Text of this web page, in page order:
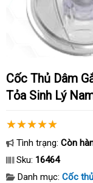
Cốc Thủ Dâm Gắn Tường Youcup DC45D Giải
Tỏa Sinh Lý
Tình trạng: Còn
Sku: 16464
Danh mục: Cốc